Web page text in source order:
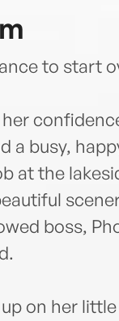
to start
a busy,
at the
boss,
on her little